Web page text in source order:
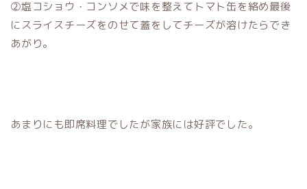
②塩コショウ・コンソメで味を整えてトマト缶を絡め最後
にスライスチーズをのせて蓋をしてチーズが溶けたらでき
あがり。
あまりにも即席料理でしたが家族には好評でした。